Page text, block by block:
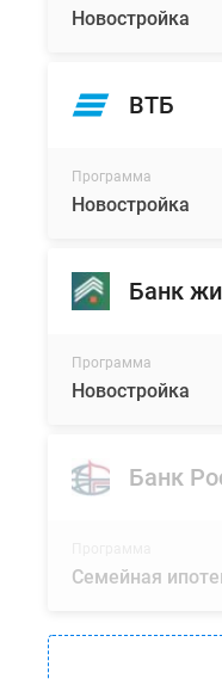
Новостройка
ВТБ
Программа
Новостройка
Банк
Программа
Новостройка
Банк
Семейная